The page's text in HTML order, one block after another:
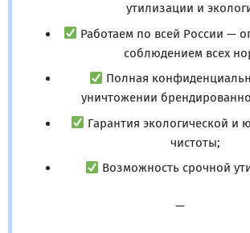
утилизации и
Работаем по всей России —
соблюдением всех
Полная
уничтожении
Гарантия экологической и
чистоты;
Возможность срочной
—